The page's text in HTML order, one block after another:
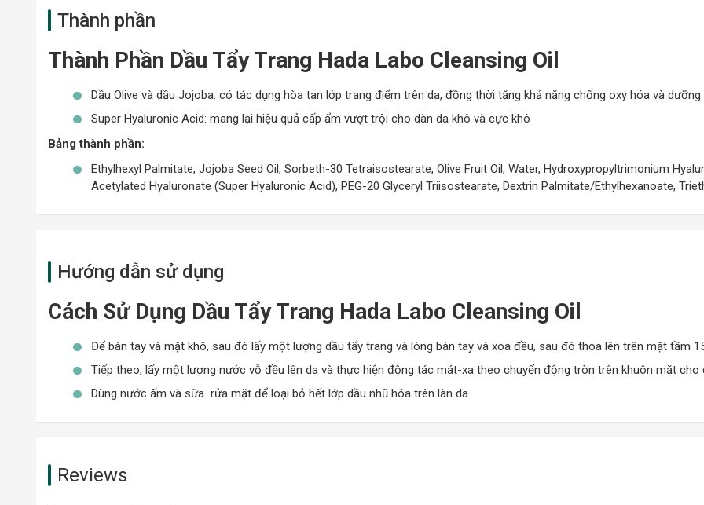
Thương hiệu dượcmỹ phẩm chăm sóc da Hada Labotrực thuộc công ty Rohto của Nhật Bản và lần đầu tiên ra mắt công
“Đơn giản và hoàn hảo”, nhãn hàng này đã tạo ra được những sản phẩm chăm sóc da tập trung tối đa vào những dưỡng chất
bỏ hầu hết các thành phần gây hại như hương liệu, paraben,… Chính vì độ an toàn và uy tín cao nên dù là một thương hiệu non
Loại Da Phù Hợp Với Dầu Tẩy Trang Hada Labo Cleansing Oil
Làn da nhạy cảm, thường xuyên gặp phải tình trạng bị kích ứng.
Thành phần
Thành Phần Dầu Tẩy Trang Hada Labo Cleansing Oil
Dầu Olive và dầu Jojoba: có tác dụng hòa tan lớp trang điểm trên da, đồng thời tăng khả năng chống oxy hóa và
Super Hyaluronic Acid: mang lại hiệu quả cấp ẩm vượt trội cho dàn da khô và cực khô
Bảng thành phần:
Ethylhexyl Palmitate, Jojoba Seed Oil, Sorbeth-30 Tetraisostearate, Olive Fruit Oil, Water, Hydroxypropyltrimonium
Acetylated Hyaluronate (Super Hyaluronic Acid), PEG-20 Glyceryl Triisostearate, Dextrin Palmitate/Ethylhexanoate,
Hướng dẫn sử dụng
Cách Sử Dụng Dầu Tẩy Trang Hada Labo Cleansing Oil
Để bàn tay và mặt khô, sau đó lấy một lượng dầu tẩy trang và lòng bàn tay và xoa đều, sau đó thoa lên trên mặt tầm
Tiếp theo, lấy một lượng nước vỗ đều lên da và thực hiện động tác mát-xa theo chuyển động tròn trên khuôn mặt cho
Dùng nước ấm và sữa rửa mặt để loại bỏ hết lớp dầu nhũ hóa trên làn da
Reviews